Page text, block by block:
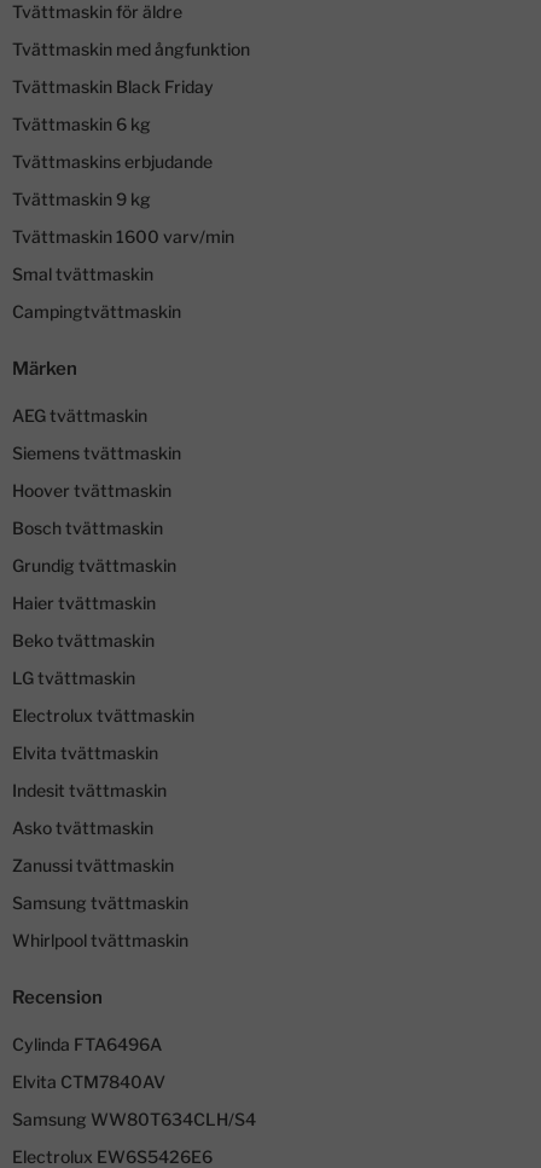
Tvättmaskin för äldre
Tvättmaskin med ångfunktion
Tvättmaskin Black Friday
Tvättmaskin 6 kg
Tvättmaskins erbjudande
Tvättmaskin 9 kg
Tvättmaskin 1600 varv/min
Smal tvättmaskin
Campingtvättmaskin
Märken
AEG tvättmaskin
Siemens tvättmaskin
Hoover tvättmaskin
Bosch tvättmaskin
Grundig tvättmaskin
Haier tvättmaskin
Beko tvättmaskin
LG tvättmaskin
Electrolux tvättmaskin
Elvita tvättmaskin
Indesit tvättmaskin
Asko tvättmaskin
Zanussi tvättmaskin
Samsung tvättmaskin
Whirlpool tvättmaskin
Recension
Cylinda FTA6496A
Elvita CTM7840AV
Samsung WW80T634CLH/S4
Electrolux EW6S5426E6